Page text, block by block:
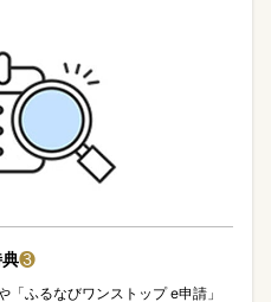
❸
「ふるなびワンストップ e申請」